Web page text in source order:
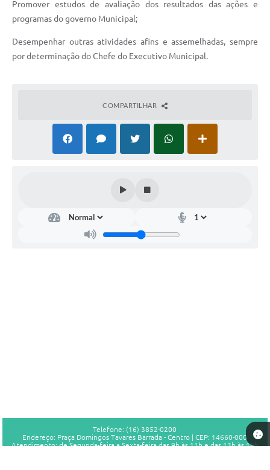
Promover estudos de avaliação dos resultados das ações e
programas do governo Municipal;
Desempenhar outras atividades afins e assemelhadas, sempre
por determinação do Chefe do Executivo Municipal.
COMPARTILHAR
Telefone: (16) 3852-0200
Endereço: Praça Domingos Tavares Barrada - Centro | CEP: 14660-000
Atendimento: de Segunda-feira a Sexta-feira das 9h às 11h e das 13h às 16h